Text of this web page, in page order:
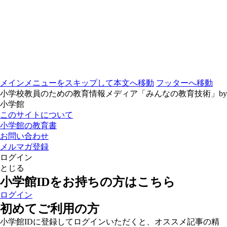
メインメニューをスキップして本文へ移動 フッターへ移動
小学校教員のための教育情報メディア「みんなの教育技術」by
小学館
このサイトについて
小学館の教育書
お問い合わせ
メルマガ登録
ログイン
とじる
小学館IDをお持ちの方はこちら
ログイン
初めてご利用の方
小学館IDに登録してログインいただくと、オススメ記事の精